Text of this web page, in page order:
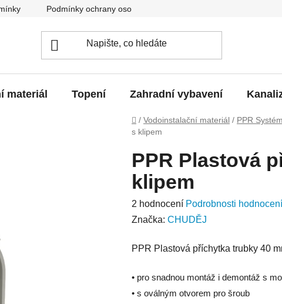
Podmínky ochrany osobních údajů
materiál Topení Zahradní vybavení
Domů
/ Vodoinstalační materiál / PPR Systém
s klipem
PPR Plastová
klipem
Průměrné
hodnocení
je
2 hodnocení Podrobnosti hodnocení
Značka: CHUDĚJ
PPR Plastová příchytka trubky 40
• pro snadnou montáž i demontáž s
• s oválným otvorem pro šroub